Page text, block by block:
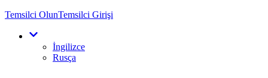
Temsilci OlunTemsilci Girişi
İngilizce
Rusça